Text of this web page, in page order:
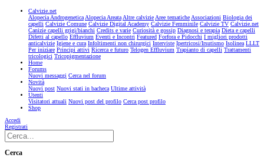
Calvizie.net
Alopecia AndrogeneticaAlopecia AreataAltre calvizieAree tematicheAssociazioni Biologia dei
capelli Calvizie Comune Calvizie Digital Academy Calvizie Femminile Calvizie TV Calvizie.net
Canizie capelli grigi/bianchi Credits e varie Curiosità e gossip Diagnosi e terapia Dieta e capelli
Difetti al capello Effluvium Eventi e Incontri Featured Forfora e Pidocchi I migliori prodotti
anticalvizie Igiene e cura Infoltimenti non chirurgici Interviste Ipertricosi/Irsutismo Isolinea LLLT
Per iniziare Principi attivi Ricerca e futuro Telogen Effluvium Trapianto di capelli Trattamenti
tricologici Tricopigmentazione
Home
Forums
Nuovi messaggi Cerca nel forum
Novità
Nuovi post Nuovi stati in bacheca Ultime attività
Utenti
Visitatori attuali Nuovi post del profilo Cerca post profilo
Shop
Accedi
Registrati
Cerca